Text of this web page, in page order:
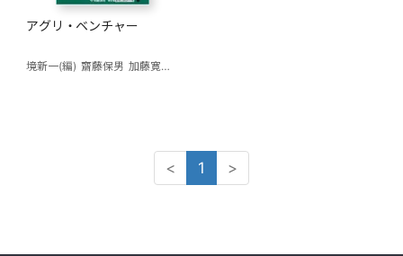
アグリ・ベンチャー
境新一(編) 齋藤保男 加藤寛昭
< 1 >